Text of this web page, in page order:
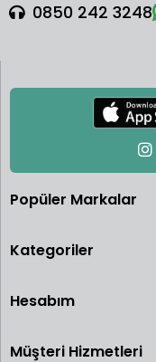
0850 242 3248
Popüler Markalar
Kategoriler
Hesabım
Müşteri Hizmetleri